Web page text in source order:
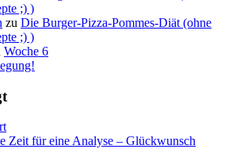
;) )
zu Die Burger-Pizza-Pommes-Diät (ohne
;) )
Woche 6
Zeit für eine Analyse – Glückwunsch